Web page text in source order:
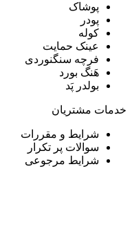
پوشاک
پودر
کوله
عینک حمایت
فرچه سنگنوردی
هَنگ بورد
بولدر پَد
خدمات مشتریان
شرایط و مقررات
سوالات پر تکرار
شرایط مرجوعی